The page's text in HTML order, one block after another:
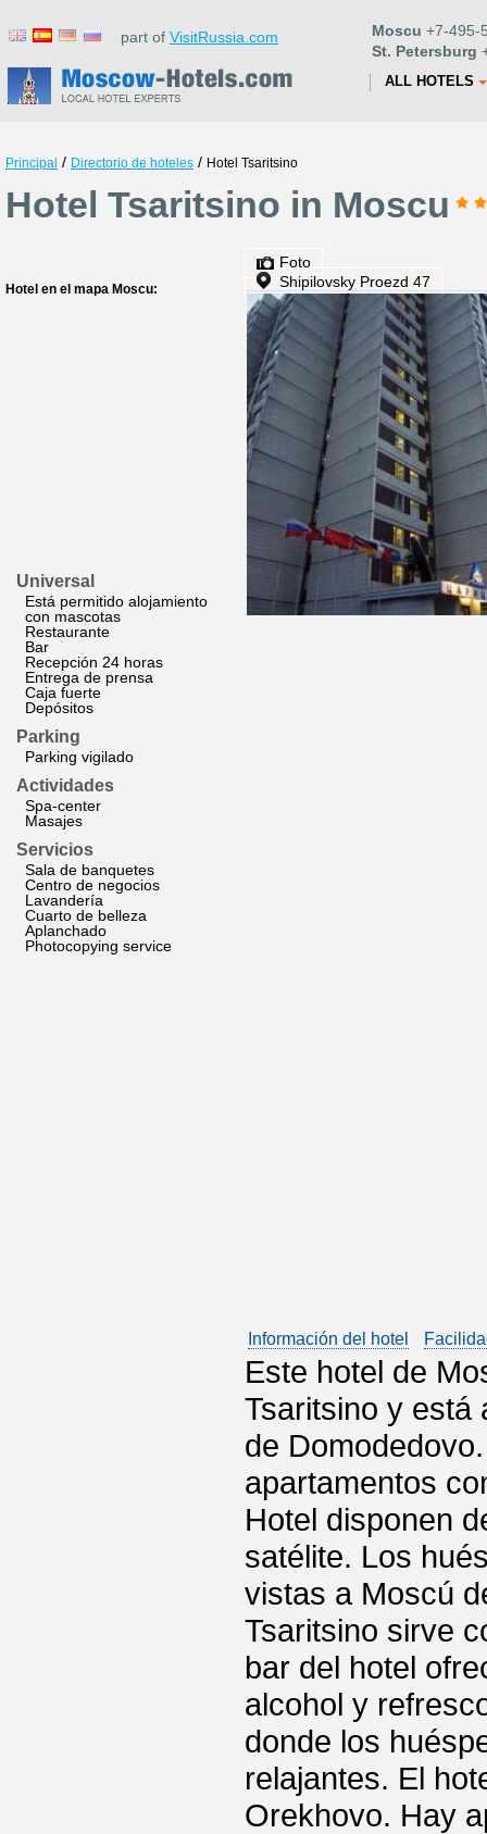
part of VisitRussia.com Moscu +7-495-
St. Petersburg
ALL HOTELS
Principal / Directorio de hoteles / Hotel Tsaritsino
Hotel Tsaritsino in Moscu
Hotel en el mapa Moscu:
Universal
Está permitido alojamiento
con mascotas
Restaurante
Bar
Recepción 24 horas
Entrega de prensa
Caja fuerte
Depósitos
Parking
Parking vigilado
Actividades
Spa-center
Masajes
Servicios
Sala de banquetes
Centro de negocios
Lavandería
Cuarto de belleza
Aplanchado
Photocopying service
Foto
Shipilovsky Proezd 47
Información del hotel
Este hotel de
Tsaritsino y está
de
apartamentos
Hotel disponen
satélite. Los
vistas a Moscú
Tsaritsino sirve
bar del hotel
alcohol y
donde los
relajantes. El
Orekhovo. Hay